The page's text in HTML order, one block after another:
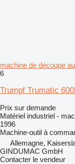
machine de découpe
6
Trumpf Trumatic
Prix sur demande
Matériel industriel -
1996
Machine-outil à
Allemagne,
GINDUMAC GmbH
Contacter le vendeur